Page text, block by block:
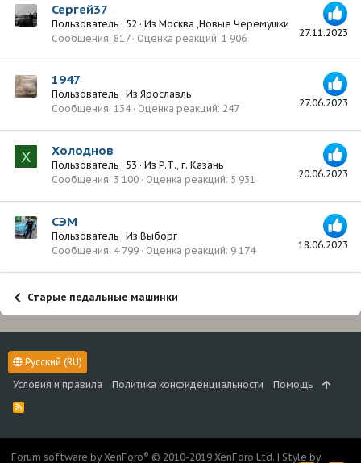
27.11.2023
Сергей37
Пользователь · 52 · Из Москва ,Новые Черемушки
Сообщения 817 Оценка реакций 1 906
27.06.2023
1947
Пользователь · Из Ярославль
Сообщения 134 Оценка реакций 247
Х
20.06.2023
Холоднов
Пользователь · 53 · Из Р.Т., г. Казань
Сообщения 3 100 Оценка реакций 5 931
18.06.2023
СЭМ
Пользователь · Из Выборг
Сообщения 4 799 Оценка реакций 9 174
Старые педальные машинки
Русский (RU)
Условия и правила
Политика конфиденциальности Помощь
R
S
Forum software by XenForo® © 2010-2019 XenForo Ltd. | Style by